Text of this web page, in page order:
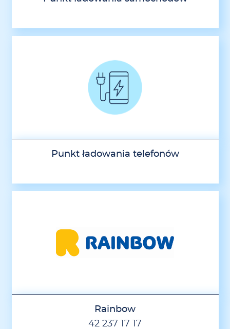
Punkt ładowania telefonów
Rainbow
42 237 17 17